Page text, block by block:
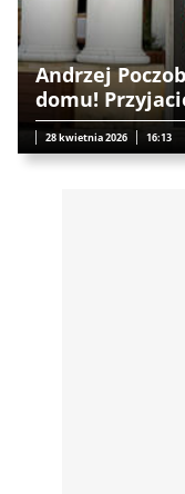
Andrzej
domu!
28 kwietnia 2026 16:13